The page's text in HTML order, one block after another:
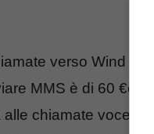
verso Wind è
MMS è di 60
chiamate voce